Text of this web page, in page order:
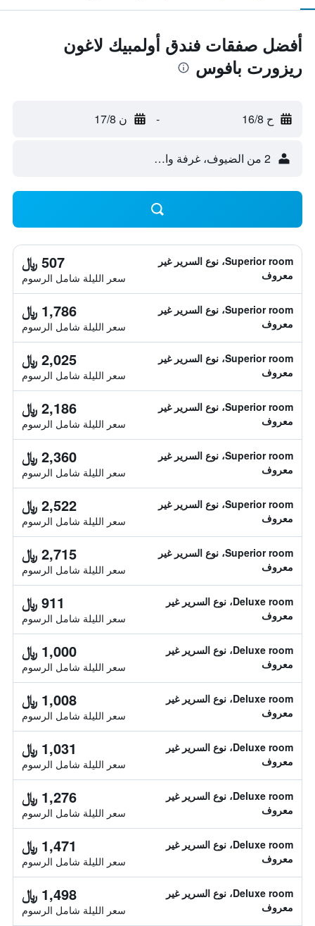
أفضل صفقات فندق أولمبيك لاغون
ريزورت بافوس
ح 16/8 - ن 17/8
2 من الضيوف، غرفة واحدة
Superior room، نوع السرير غير
معروف
507 ﷼
سعر الليلة شامل الرسوم
Superior room، نوع السرير غير
معروف
1,786 ﷼
سعر الليلة شامل الرسوم
Superior room، نوع السرير غير
معروف
2,025 ﷼
سعر الليلة شامل الرسوم
Superior room، نوع السرير غير
معروف
2,186 ﷼
سعر الليلة شامل الرسوم
Superior room، نوع السرير غير
معروف
2,360 ﷼
سعر الليلة شامل الرسوم
Superior room، نوع السرير غير
معروف
2,522 ﷼
سعر الليلة شامل الرسوم
Superior room، نوع السرير غير
معروف
2,715 ﷼
سعر الليلة شامل الرسوم
Deluxe room، نوع السرير غير
معروف
911 ﷼
سعر الليلة شامل الرسوم
Deluxe room، نوع السرير غير
معروف
1,000 ﷼
سعر الليلة شامل الرسوم
Deluxe room، نوع السرير غير
معروف
1,008 ﷼
سعر الليلة شامل الرسوم
Deluxe room، نوع السرير غير
معروف
1,031 ﷼
سعر الليلة شامل الرسوم
Deluxe room، نوع السرير غير
معروف
1,276 ﷼
سعر الليلة شامل الرسوم
Deluxe room، نوع السرير غير
معروف
1,471 ﷼
سعر الليلة شامل الرسوم
Deluxe room، نوع السرير غير
معروف
1,498 ﷼
سعر الليلة شامل الرسوم